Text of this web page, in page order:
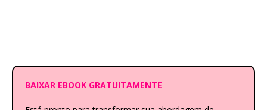
BAIXAR EBOOK GRATUITAMENTE